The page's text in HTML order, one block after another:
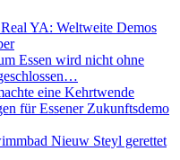
YA: Weltweite Demos
Essen wird nicht ohne
eine Kehrtwende
für Essener Zukunftsdemo
Nieuw Steyl gerettet